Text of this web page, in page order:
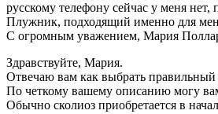
русскому телефону сейчас у меня
Плужник, подходящий именно для
С огромным уважением, Мария
Здравствуйте, Мария.
Отвечаю вам как выбрать
По четкому вашему описанию могу
Обычно сколиоз приобретается в